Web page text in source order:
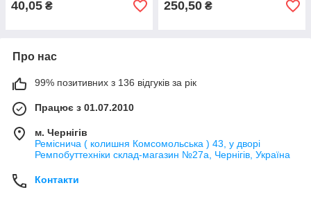
40,05 ₴ 250,50 ₴
Про нас
99% позитивних з 136 відгуків за рік
Працює з 01.07.2010
м. Чернігів
Реміснича ( колишня Комсомольська ) 43, у дворі
Ремпобуттехніки склад-магазин №27a, Чернігів, Україна
Контакти